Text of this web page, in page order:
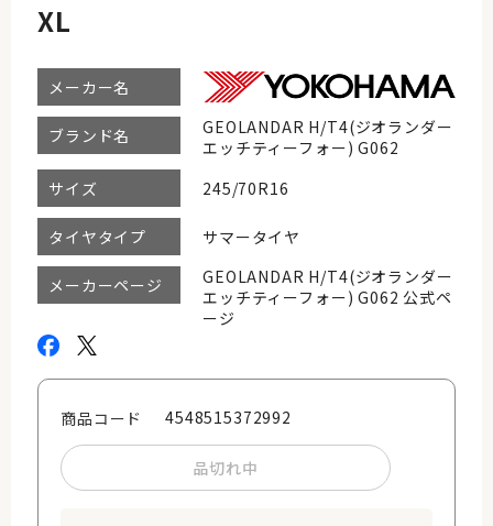
XL
メーカー名
ブランド名
GEOLANDAR H/T4(ジオランダー
エッチティーフォー) G062
サイズ
245/70R16
タイヤタイプ サマータイヤ
メーカーページ
GEOLANDAR H/T4(ジオランダー
エッチティーフォー) G062 公式ペ
ージ
商品コード 4548515372992
品切れ中